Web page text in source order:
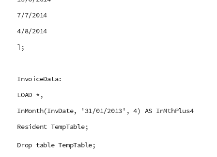
7/7/2014
4/8/2014
];
InvoiceData:
LOAD *,
InMonth(InvDate, '31/01/2013', 4) AS InMthPlus4
Resident TempTable;
Drop table TempTable;